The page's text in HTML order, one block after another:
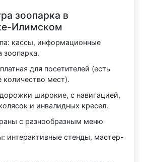
зоопарка в
Илимском
кассы, информационные
зоопарка.
для посетителей (есть
количество мест).
широкие, с навигацией,
и инвалидных кресел.
с разнообразным меню
интерактивные стенды, мастер-